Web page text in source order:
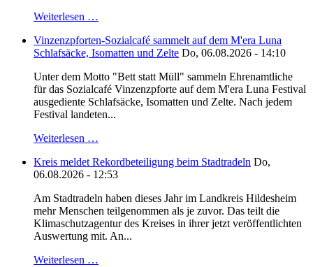
Weiterlesen …
Vinzenzpforten-Sozialcafé sammelt auf dem M'era Luna
Schlafsäcke, Isomatten und Zelte Do, 06.08.2026 - 14:10
Unter dem Motto "Bett statt Müll" sammeln Ehrenamtliche
für das Sozialcafé Vinzenzpforte auf dem M'era Luna Festival
ausgediente Schlafsäcke, Isomatten und Zelte. Nach jedem
Festival landeten...
Weiterlesen …
Kreis meldet Rekordbeteiligung beim Stadtradeln Do,
06.08.2026 - 12:53
Am Stadtradeln haben dieses Jahr im Landkreis Hildesheim
mehr Menschen teilgenommen als je zuvor. Das teilt die
Klimaschutzagentur des Kreises in ihrer jetzt veröffentlichten
Auswertung mit. An...
Weiterlesen …